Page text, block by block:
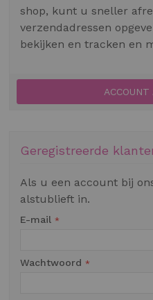
shop, kunt u sneller
verzendadressen
bekijken en tracken en
Geregistreerde
Als u een account bij
alstublieft in.
E-mail
Wachtwoord